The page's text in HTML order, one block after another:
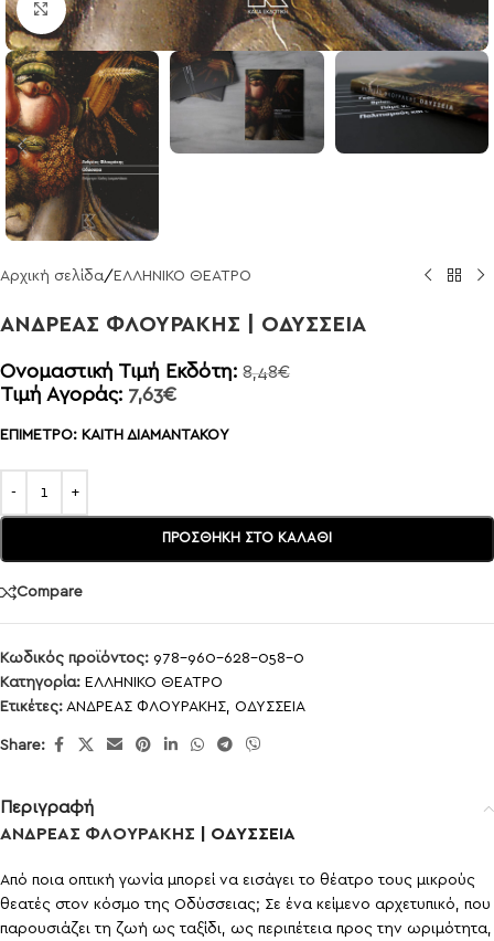
Click to enlarge
Αρχική σελίδα/ ΕΛΛΗΝΙΚΟ ΘΕΑΤΡΟ
ΑΝΔΡΕΑΣ ΦΛΟΥΡΑΚΗΣ | ΟΔΥΣΣΕΙΑ
Ονομαστική Τιμή Εκδότη: 8,48€
Τιμή Αγοράς: 7,63€
ΕΠΙΜΕΤΡΟ: ΚΑΙΤΗ ΔΙΑΜΑΝΤΑΚΟΥ
ΠΡΟΣΘΉΚΗ ΣΤΟ ΚΑΛΆΘΙ
Compare
Κωδικός προϊόντος: 978-960-628-058-0
Κατηγορία: ΕΛΛΗΝΙΚΟ ΘΕΑΤΡΟ
Ετικέτες: ΑΝΔΡΕΑΣ ΦΛΟΥΡΑΚΗΣ, ΟΔΥΣΣΕΙΑ
Share:
Περιγραφή
ΑΝΔΡΕΑΣ ΦΛΟΥΡΑΚΗΣ | ΟΔΥΣΣΕΙΑ
Από ποια οπτική γωνία μπορεί να εισάγει το θέατρο τους μικρούς
θεατές στον κόσμο της Οδύσσειας; Σε ένα κείμενο αρχετυπικό, που
παρουσιάζει τη ζωή ως ταξίδι, ως περιπέτεια προς την ωριμότητα,